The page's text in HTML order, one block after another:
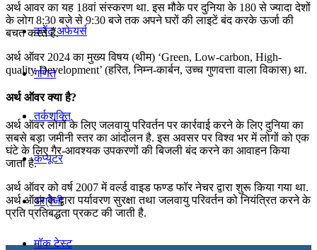
करेंट अफेयर्स
गणित
तर्कशक्ति
कंप्यूटर
अंग्रेजी
मॉक टेस्ट
अर्थ आवर का यह 18वां संस्करण था. इस मौके पर दुनिया के 180 से ज्यादा देशों
के लोग 8:30 बजे से 9:30 बजे तक अपने घरों की लाइटें बंद करके ऊर्जा की
बचत करते हैं.
अर्थ ऑवर 2024 का मुख्य विषय (थीम) ‘Green, Low-carbon, High-
quality Development’ (हरित, निम्न-कार्बन, उच्च गुणवत्ता वाला विकास) था.
अर्थ ऑवर क्या है?
अर्थ ऑवर लोगों के लिए जलवायु परिवर्तन पर कार्रवाई करने के लिए दुनिया का
सबसे बड़ा जमीनी स्तर का आंदोलन है. इस अवसर पर विश्व भर में लोगों को एक
घंटे के लिए गैर-आवश्यक उपकरणों की बिजली बंद करने का आवाहन किया
जाता है.
अर्थ ऑवर को वर्ष 2007 में वर्ल्ड वाइड फण्ड फॉर नेचर द्वारा शुरू किया गया था.
अर्थ ऑवर के द्वारा पर्यावरण सुरक्षा तथा जलवायु परिवर्तन को नियंत्रित करने के
प्रति प्रतिबद्धता प्रकट की जाती है.